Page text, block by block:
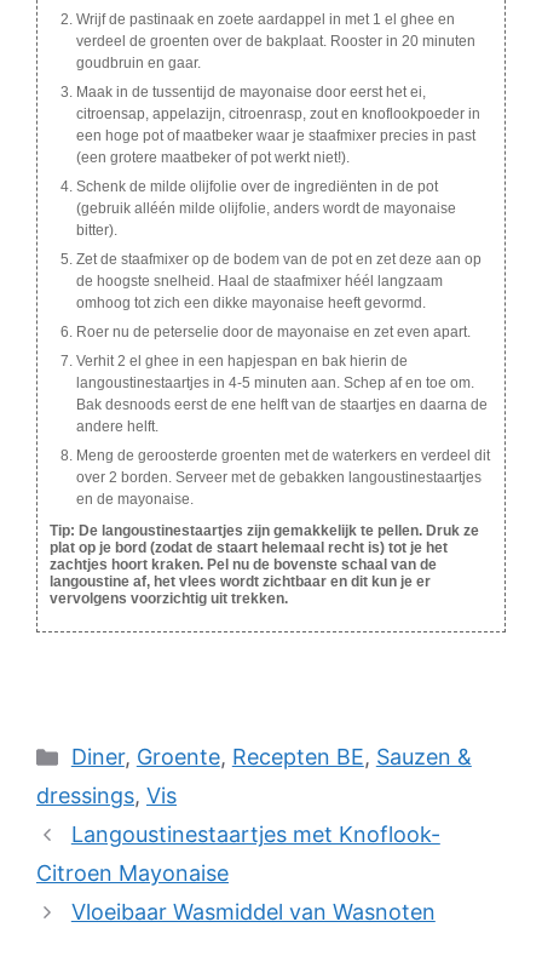
Wrijf de pastinaak en zoete aardappel in met 1 el ghee en
verdeel de groenten over de bakplaat. Rooster in 20 minuten
goudbruin en gaar.
Maak in de tussentijd de mayonaise door eerst het ei,
citroensap, appelazijn, citroenrasp, zout en knoflookpoeder in
een hoge pot of maatbeker waar je staafmixer precies in past
(een grotere maatbeker of pot werkt niet!).
Schenk de milde olijfolie over de ingrediënten in de pot
(gebruik alléén milde olijfolie, anders wordt de mayonaise
bitter).
Zet de staafmixer op de bodem van de pot en zet deze aan op
de hoogste snelheid. Haal de staafmixer héél langzaam
omhoog tot zich een dikke mayonaise heeft gevormd.
Roer nu de peterselie door de mayonaise en zet even apart.
Verhit 2 el ghee in een hapjespan en bak hierin de
langoustinestaartjes in 4-5 minuten aan. Schep af en toe om.
Bak desnoods eerst de ene helft van de staartjes en daarna de
andere helft.
Meng de geroosterde groenten met de waterkers en verdeel dit
over 2 borden. Serveer met de gebakken langoustinestaartjes
en de mayonaise.
Tip: De langoustinestaartjes zijn gemakkelijk te pellen. Druk ze
plat op je bord (zodat de staart helemaal recht is) tot je het
zachtjes hoort kraken. Pel nu de bovenste schaal van de
langoustine af, het vlees wordt zichtbaar en dit kun je er
vervolgens voorzichtig uit trekken.
Categories
Diner, Groente, Recepten BE, Sauzen &
dressings, Vis
Langoustinestaartjes met Knoflook-
Citroen Mayonaise
Vloeibaar Wasmiddel van Wasnoten